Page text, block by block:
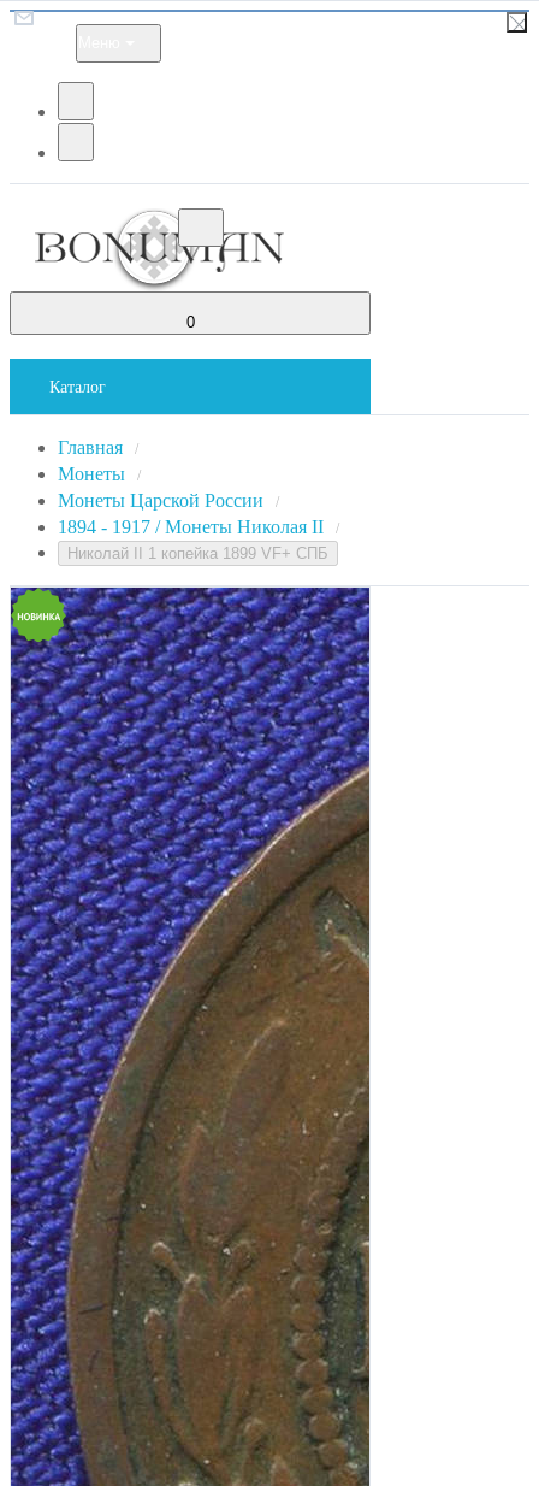
0
Каталог
Главная /
Монеты /
Монеты Царской России /
1894 - 1917 / Монеты Николая II /
Николай II 1 копейка 1899 VF+ СПБ